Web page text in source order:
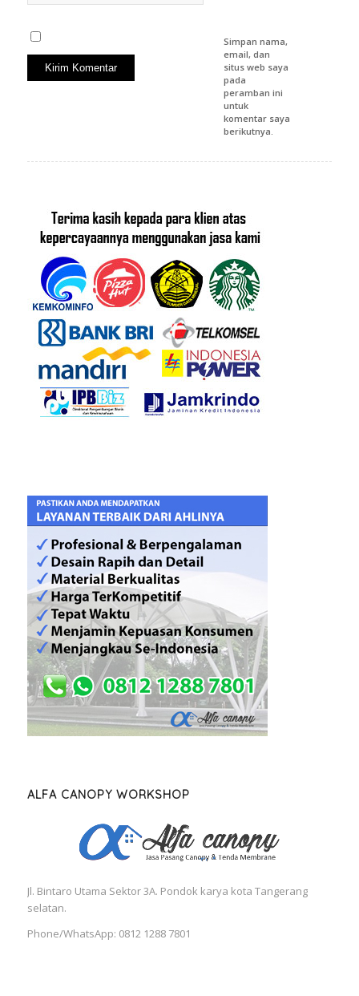
Simpan nama,
email, dan
situs web saya
pada
peramban ini
untuk
komentar saya
berikutnya.
ALFA CANOPY WORKSHOP
Jl. Bintaro Utama Sektor 3A. Pondok karya kota Tangerang
selatan.
Phone/WhatsApp: 0812 1288 7801